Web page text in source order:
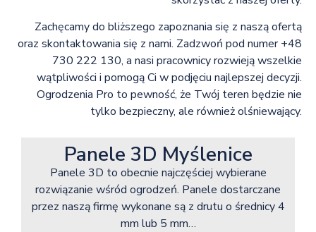
Zachęcamy do bliższego zapoznania się z naszą ofertą
oraz skontaktowania się z nami. Zadzwoń pod numer +48
730 222 130, a nasi pracownicy rozwieją wszelkie
wątpliwości i pomogą Ci w podjęciu najlepszej decyzji.
Ogrodzenia Pro to pewność, że Twój teren będzie nie
tylko bezpieczny, ale również olśniewający.
Panele 3D Myślenice
Panele 3D to obecnie najczęściej wybierane
rozwiązanie wśród ogrodzeń. Panele dostarczane
przez naszą firmę wykonane są z drutu o średnicy 4
mm lub 5 mm…